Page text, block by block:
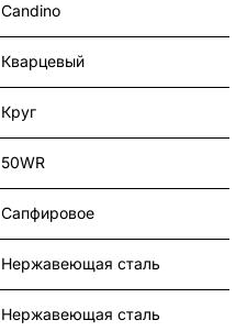
Candino
Кварцевый
Круг
50WR
Сапфировое
Нержавеющая сталь
Нержавеющая сталь